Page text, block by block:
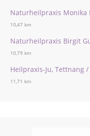
Naturheilpraxis Monika
10,47 km
Naturheilpraxis Birgit
10,79 km
Heilpraxis-Ju, Tettnang
11,71 km